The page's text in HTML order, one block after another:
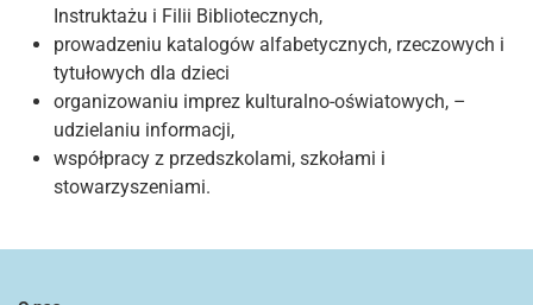
Instruktażu i Filii Bibliotecznych,
prowadzeniu katalogów alfabetycznych, rzeczowych i
tytułowych dla dzieci
organizowaniu imprez kulturalno-oświatowych, –
udzielaniu informacji,
współpracy z przedszkolami, szkołami i
stowarzyszeniami.